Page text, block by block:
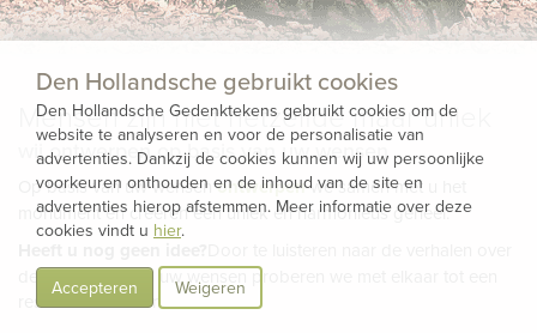
Mensen zijn niet hetzelfde maar uniek
wij ontwerpen op basis van uw wensen
Op basis van uw wensenontwerpenwe samen met u het
monument en creëren een uniek en harmonieus geheel.
de overledene en uw wensen proberen we met elkaar tot een
resultaat te komen.
Den Hollandsche gebruikt cookies
Den Hollandsche Gedenktekens gebruikt cookies om de
website te analyseren en voor de personalisatie van
advertenties. Dankzij de cookies kunnen wij uw persoonlijke
voorkeuren onthouden en de inhoud van de site en
advertenties hierop afstemmen. Meer informatie over deze
cookies vindt u hier.
Accepteren Weigeren